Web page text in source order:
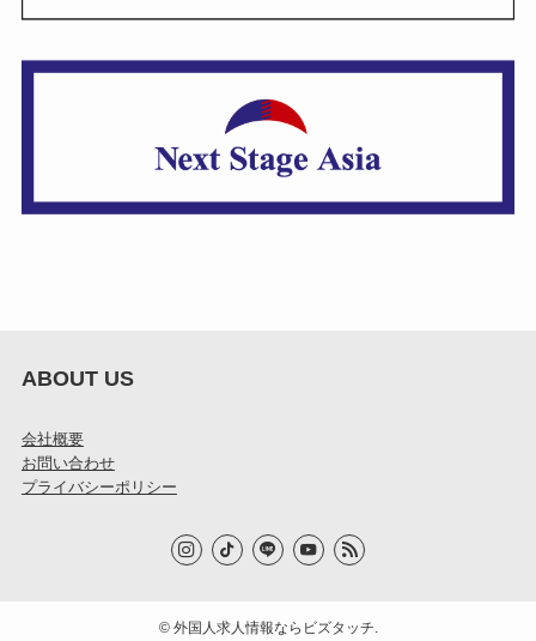
ABOUT US
会社概要
お問い合わせ
プライバシーポリシー
©外国人求人情報ならビズタッチ.